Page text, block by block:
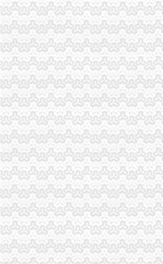
北碚区工商分局召开农资市
潼南县工商局开展市外贸公
璧山局年检验照工作坚持“三
铜梁县工商局认真达贯彻全
大渡口局及时达贯彻全市重
李晞朦副局外贸公司注册流
大足县工商局化对高危行业
九龙坡局外贸公司注册开展
涪陵区工商分局深化“走近三
市外贸公司注册条件局六项
重庆代理报关公司
请问生意经的朋友寻冰鲜石
【原木进口清关代理,加工木
进口产品留程